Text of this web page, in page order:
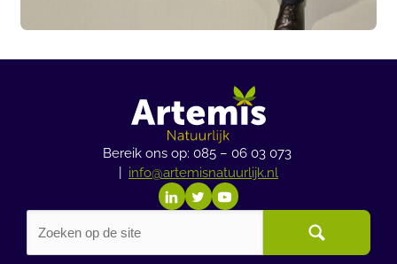
Bereik ons op: 085 – 06 03 073
info@artemisnatuurlijk.nl